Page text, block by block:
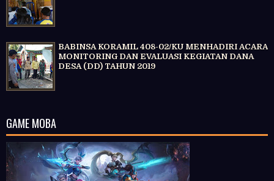
BABINSA KORAMIL 408-02/KU MENHADIRI ACARA
MONITORING DAN EVALUASI KEGIATAN DANA
DESA (DD) TAHUN 2019
GAME MOBA